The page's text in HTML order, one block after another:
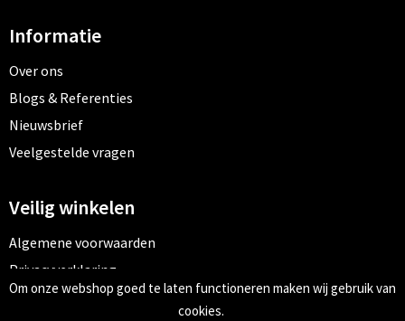
Informatie
Over ons
Blogs & Referenties
Nieuwsbrief
Veelgestelde vragen
Veilig winkelen
Algemene voorwaarden
Privacyverklaring
Cookiebeleid
Om onze webshop goed te laten functioneren maken wij gebruik van
cookies.